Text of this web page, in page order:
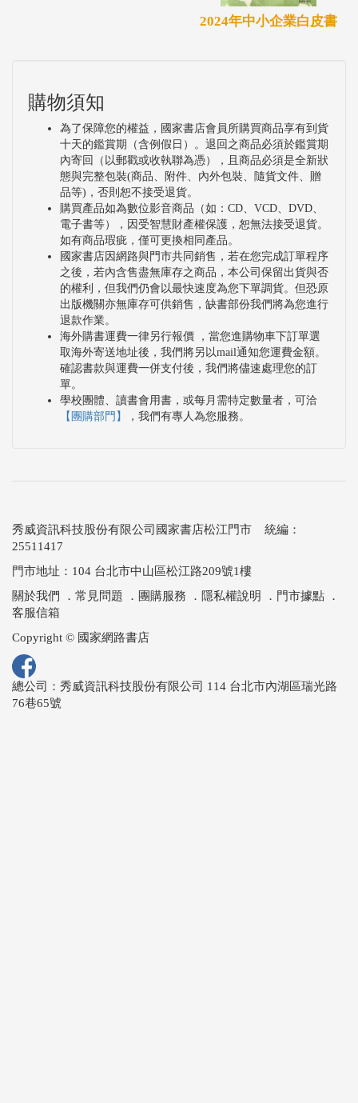
2024年中小企業白皮書
購物須知
為了保障您的權益，國家書店會員所購買商品享有到貨
十天的鑑賞期（含例假日）。退回之商品必須於鑑賞期
內寄回（以郵戳或收執聯為憑），且商品必須是全新狀
態與完整包裝(商品、附件、內外包裝、隨貨文件、贈
品等)，否則恕不接受退貨。
購買產品如為數位影音商品（如：CD、VCD、DVD、
電子書等），因受智慧財產權保護，恕無法接受退貨。
如有商品瑕疵，僅可更換相同產品。
國家書店因網路與門市共同銷售，若在您完成訂單程序
之後，若內含售盡無庫存之商品，本公司保留出貨與否
的權利，但我們仍會以最快速度為您下單調貨。但恐原
出版機關亦無庫存可供銷售，缺書部份我們將為您進行
退款作業。
海外購書運費一律另行報價 ，當您進購物車下訂單選
取海外寄送地址後，我們將另以mail通知您運費金額。
確認書款與運費一併支付後，我們將儘速處理您的訂
單。
學校團體、讀書會用書，或每月需特定數量者，可洽
【團購部門】
，我們有專人為您服務。
秀威資訊科技股份有限公司國家書店松江門市 統編：
25511417
門市地址：104 台北市中山區松江路209號1樓
關於我們
． 常見問題 ． 團購服務 ． 隱私權說明 ． 門市據點 ．
客服信箱
Copyright © 國家網路書店
總公司：秀威資訊科技股份有限公司 114 台北市內湖區瑞光路
76巷65號